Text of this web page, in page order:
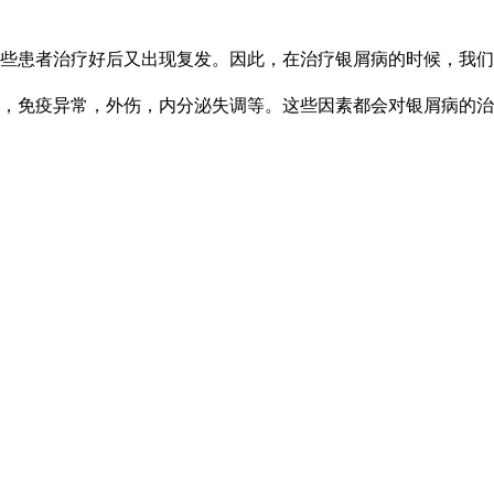
患者治疗好后又出现复发。因此，在治疗银屑病的时候，我们
免疫异常，外伤，内分泌失调等。这些因素都会对银屑病的治